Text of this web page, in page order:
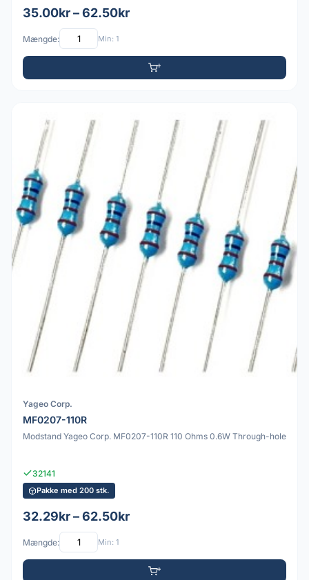
35.00kr – 62.50kr
Mængde: Min: 1
Yageo Corp.
MF0207-110R
Modstand Yageo Corp. MF0207-110R 110 Ohms 0.6W Through-hole
32141
Pakke med 200 stk.
32.29kr – 62.50kr
Mængde: Min: 1